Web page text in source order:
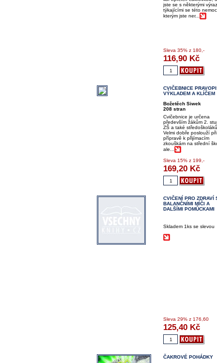
jste se s některými
týkajícími se této
kterým jste ner...
Sleva 35% z 180,-
116,90 Kč
CVIČEBNICE
VÝKLADEM A KLÍČEM
Božetěch Siwek
208 stran
Cvičebnice je určena
především žákům 2.
ZŠ a také
Velmi dobře poslouží při
přípravě k přijímacím
zkouškám na střední
ale...
Sleva 15% z 199,-
169,20 Kč
CVIČENÍ PRO ZDRAVÍ
BALANČNÍMI MÍČI A
DALŠÍMI POMŮCKAMI
Skladem 1ks se slevou
Sleva 29% z 176,60
125,40 Kč
ČAKROVÉ POHÁDKY